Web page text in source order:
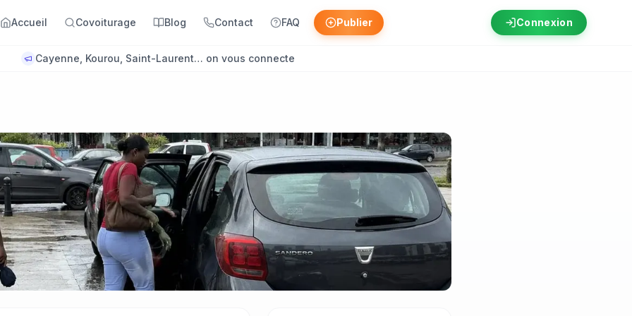
Accueil Covoiturage Blog Contact FAQ Publier Connexion
Cayenne, Kourou, Saint-Laurent… on vous connecte